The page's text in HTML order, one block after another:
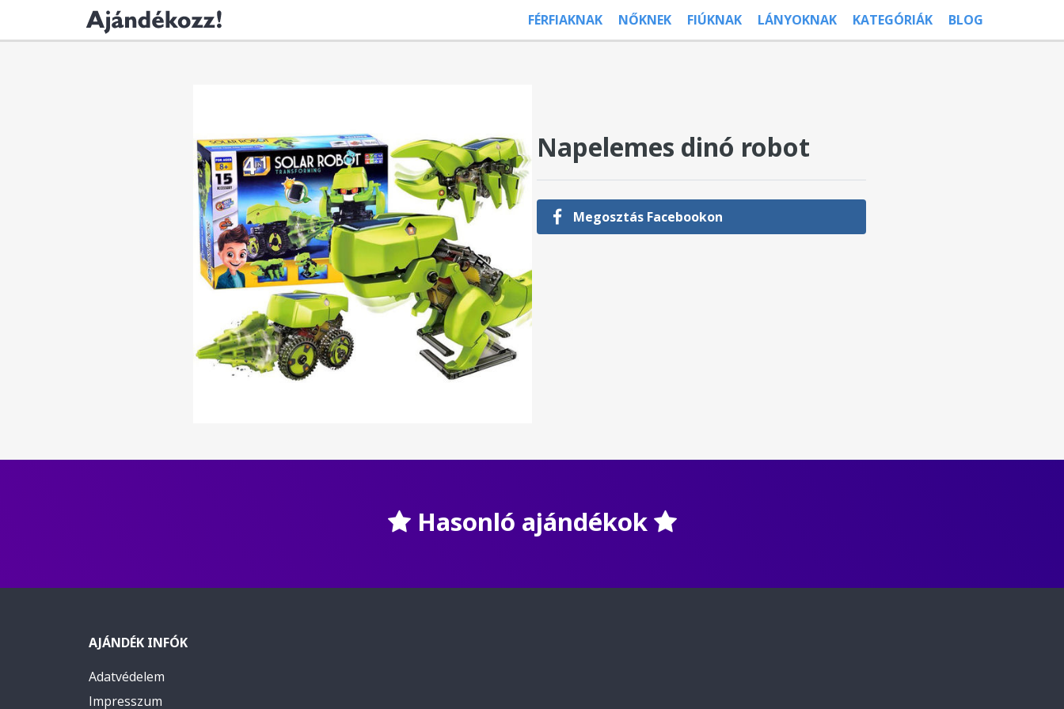
FÉRFIAKNAK NŐKNEK FIÚKNAK LÁNYOKNAK KATEGÓRIÁK BLOG
Napelemes dinó robot
Megosztás Facebookon
Hasonló ajándékok
AJÁNDÉK INFÓK
Adatvédelem
Impresszum